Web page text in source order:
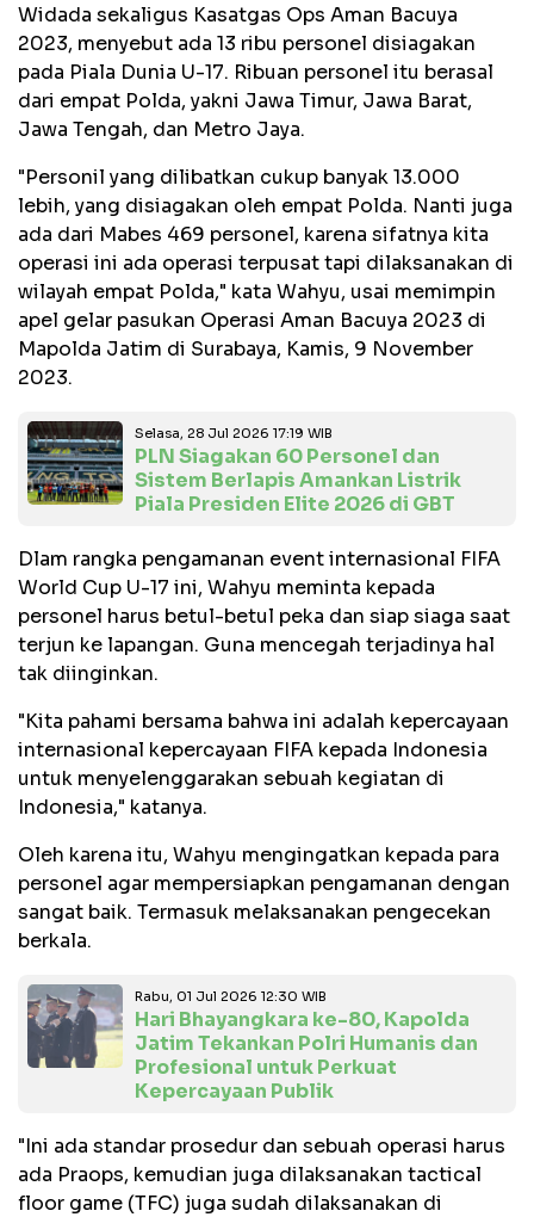
Widada sekaligus Kasatgas Ops Aman Bacuya
2023, menyebut ada 13 ribu personel disiagakan
pada Piala Dunia U-17. Ribuan personel itu berasal
dari empat Polda, yakni Jawa Timur, Jawa Barat,
Jawa Tengah, dan Metro Jaya.
"Personil yang dilibatkan cukup banyak 13.000
lebih, yang disiagakan oleh empat Polda. Nanti juga
ada dari Mabes 469 personel, karena sifatnya kita
operasi ini ada operasi terpusat tapi dilaksanakan di
wilayah empat Polda," kata Wahyu, usai memimpin
apel gelar pasukan Operasi Aman Bacuya 2023 di
Mapolda Jatim di Surabaya, Kamis, 9 November
2023.
Selasa, 28 Jul 2026 17:19 WIB
PLN Siagakan 60 Personel dan
Sistem Berlapis Amankan Listrik
Piala Presiden Elite 2026 di GBT
Dlam rangka pengamanan event internasional FIFA
World Cup U-17 ini, Wahyu meminta kepada
personel harus betul-betul peka dan siap siaga saat
terjun ke lapangan. Guna mencegah terjadinya hal
tak diinginkan.
"Kita pahami bersama bahwa ini adalah kepercayaan
internasional kepercayaan FIFA kepada Indonesia
untuk menyelenggarakan sebuah kegiatan di
Indonesia," katanya.
Oleh karena itu, Wahyu mengingatkan kepada para
personel agar mempersiapkan pengamanan dengan
sangat baik. Termasuk melaksanakan pengecekan
berkala.
Rabu, 01 Jul 2026 12:30 WIB
Hari Bhayangkara ke-80, Kapolda
Jatim Tekankan Polri Humanis dan
Profesional untuk Perkuat
Kepercayaan Publik
"Ini ada standar prosedur dan sebuah operasi harus
ada Praops, kemudian juga dilaksanakan tactical
floor game (TFC) juga sudah dilaksanakan di